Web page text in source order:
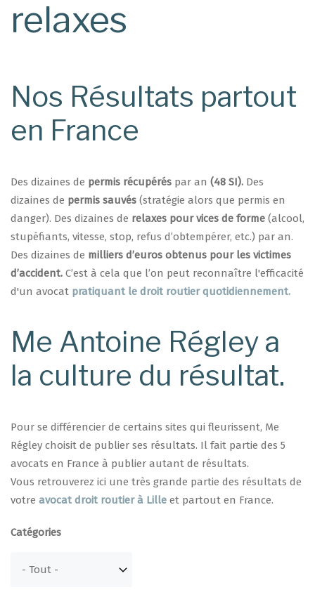
relaxes
Nos Résultats partout
en France
Des dizaines de permis récupérés par an (48 SI). Des
dizaines de permis sauvés (stratégie alors que permis en
danger). Des dizaines de relaxes pour vices de forme (alcool,
stupéfiants, vitesse, stop, refus d’obtempérer, etc.) par an.
Des dizaines de milliers d’euros obtenus pour les victimes
d’accident. C’est à cela que l’on peut reconnaître l'efficacité
d'un avocat pratiquant le droit routier quotidiennement.
Me Antoine Régley a
la culture du résultat.
Pour se différencier de certains sites qui fleurissent, Me
Régley choisit de publier ses résultats. Il fait partie des 5
avocats en France à publier autant de résultats.
Vous retrouverez ici une très grande partie des résultats de
votre avocat droit routier à Lille et partout en France.
Catégories